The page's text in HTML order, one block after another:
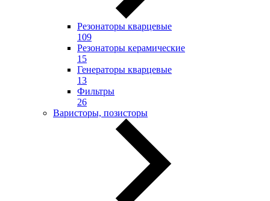
Резонаторы кварцевые
109
Резонаторы керамические
15
Генераторы кварцевые
13
Фильтры
26
Варисторы, позисторы